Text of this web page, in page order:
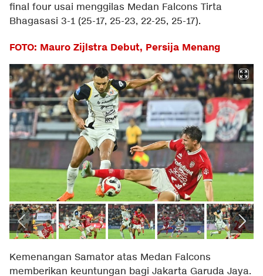
final four usai menggilas Medan Falcons Tirta
Bhagasasi 3-1 (25-17, 25-23, 22-25, 25-17).
FOTO: Mauro Zijlstra Debut, Persija Menang
Kemenangan Samator atas Medan Falcons
memberikan keuntungan bagi Jakarta Garuda Jaya.